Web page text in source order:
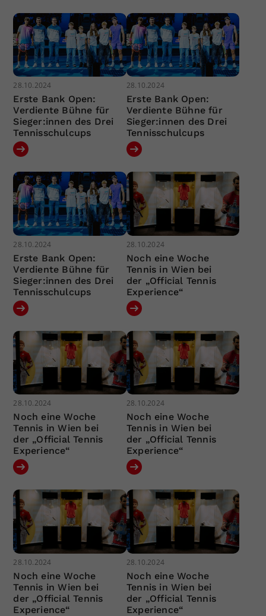
28.10.2024
Erste Bank Open:
Verdiente Bühne für
Sieger:innen des Drei
Tennisschulcups
28.10.2024
Erste Bank Open:
Verdiente Bühne für
Sieger:innen des Drei
Tennisschulcups
28.10.2024
Erste Bank Open:
Verdiente Bühne für
Sieger:innen des Drei
Tennisschulcups
28.10.2024
Noch eine Woche
Tennis in Wien bei
der „Official Tennis
Experience“
28.10.2024
Noch eine Woche
Tennis in Wien bei
der „Official Tennis
Experience“
28.10.2024
Noch eine Woche
Tennis in Wien bei
der „Official Tennis
Experience“
28.10.2024
Noch eine Woche
Tennis in Wien bei
der „Official Tennis
Experience“
28.10.2024
Noch eine Woche
Tennis in Wien bei
der „Official Tennis
Experience“